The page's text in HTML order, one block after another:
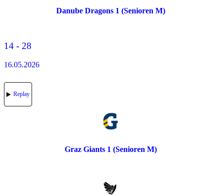
Danube Dragons 1 (Senioren M)
14 - 28
16.05.2026
Replay
Graz Giants 1 (Senioren M)